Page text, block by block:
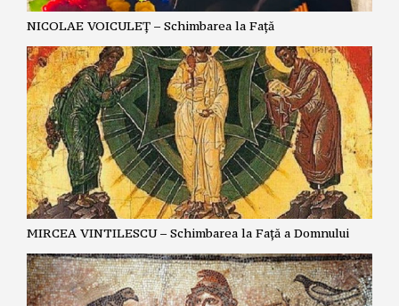
NICOLAE VOICULEȚ – Schimbarea la Față
MIRCEA VINTILESCU – Schimbarea la Față a Domnului